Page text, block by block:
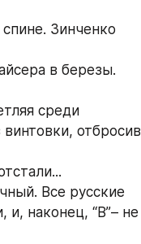
Зинченко
в березы.
среди
отбросив
Все русские
и, наконец, “В”– не